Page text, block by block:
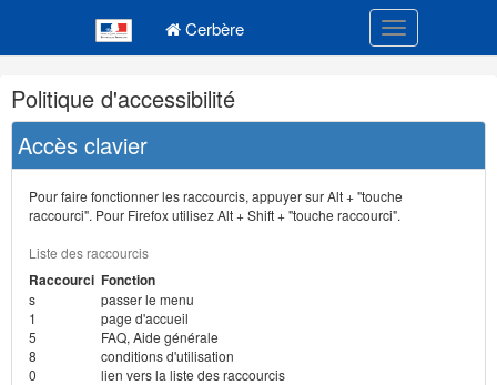
Cerbère Toggle
Navigation
et
outils
annexes
Politique d'accessibilité
Accès clavier
Pour faire fonctionner les raccourcis, appuyer sur Alt + "touche
raccourci". Pour Firefox utilisez Alt + Shift + "touche raccourci".
Liste des raccourcis
Raccourci Fonction
s
passer le menu
1
page d'accueil
5
FAQ, Aide générale
8
conditions d'utilisation
0
lien vers la liste des raccourcis